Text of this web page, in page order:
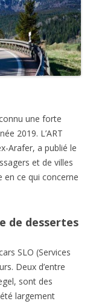
une forte
2019. L’ART
Arafer, a publié le
et de villes
en ce qui concerne
de dessertes
SLO (Services
Deux d’entre
sont des
largement